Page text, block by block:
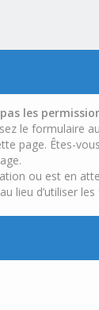
les
le formulaire
page. Êtes-
ou est en
lieu d’utiliser